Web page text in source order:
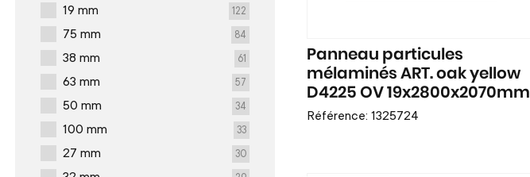
19 mm 122
75 mm 84
38 mm 61
63 mm 57
50 mm 34
100 mm 33
27 mm 30
Panneau particules
mélaminés ART. oak yellow
D4225 OV 19x2800x2070mm
Référence: 1325724